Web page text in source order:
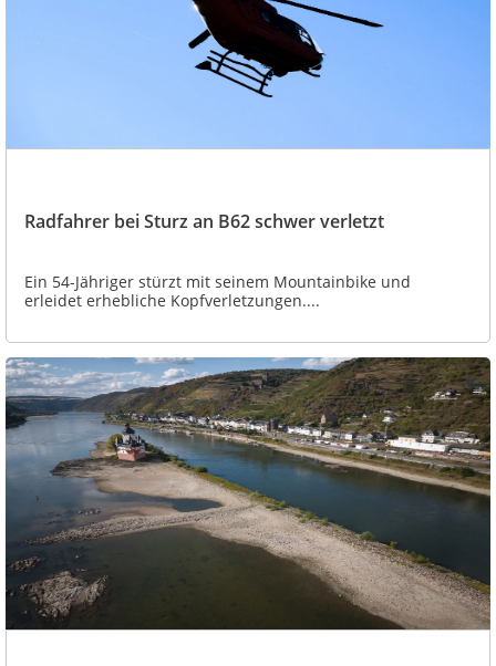
Radfahrer bei Sturz an B62 schwer verletzt
Ein 54-Jähriger stürzt mit seinem Mountainbike und
erleidet erhebliche Kopfverletzungen....